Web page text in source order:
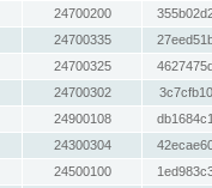
24700200
24700335
24700325
24700302
24900108
24300304
24500100